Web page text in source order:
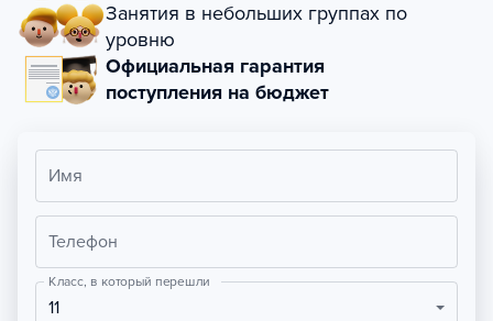
Занятия в небольших группах по
уровню
Официальная гарантия
поступления на бюджет
Имя
Телефон
Класс, в который перешли
11